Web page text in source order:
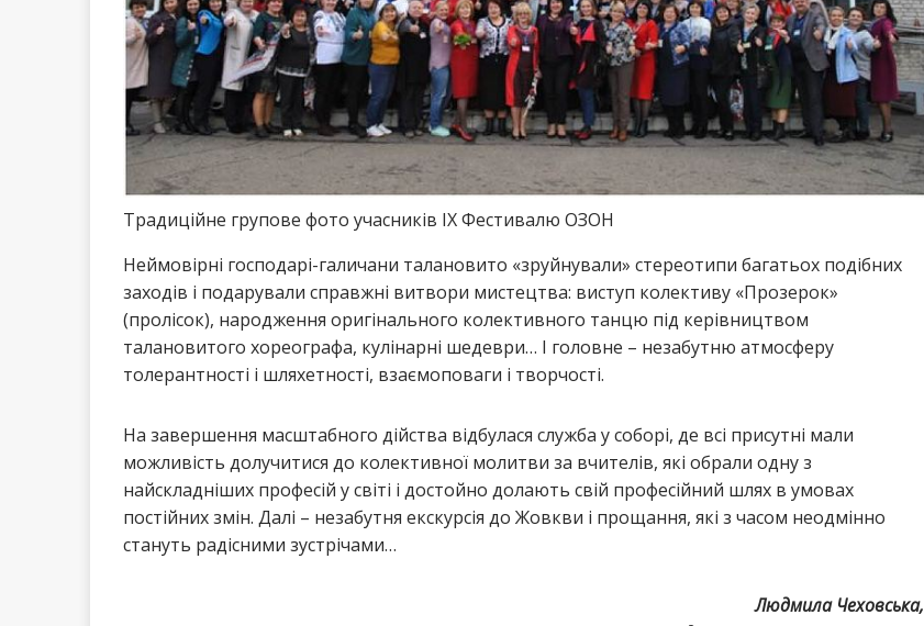
Традиційне групове фото учасників IX Фестивалю ОЗОН
Неймовірні господарі-галичани талановито «зруйнували» стереотипи багатьох подібних
заходів і подарували справжні витвори мистецтва: виступ колективу «Прозерок»
(пролісок), народження оригінального колективного танцю під керівництвом
талановитого хореографа, кулінарні шедеври… І головне – незабутню атмосферу
толерантності і шляхетності, взаємоповаги і творчості.
На завершення масштабного дійства відбулася служба у соборі, де всі присутні мали
можливість долучитися до колективної молитви за вчителів, які обрали одну з
найскладніших професій у світі і достойно долають свій професійний шлях в умовах
постійних змін. Далі – незабутня екскурсія до Жовкви і прощання, які з часом неодмінно
стануть радісними зустрічами…
Людмила Чеховська,